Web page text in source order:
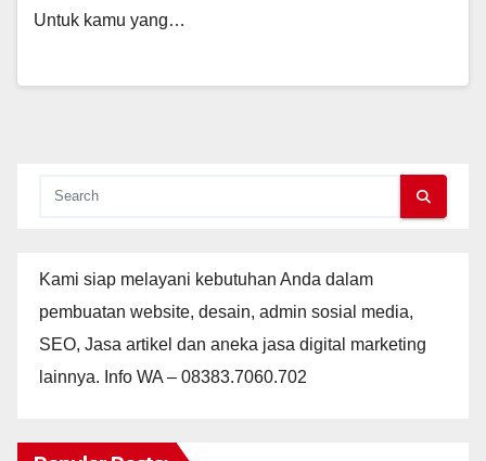
Untuk kamu yang…
Kami siap melayani kebutuhan Anda dalam
pembuatan website, desain, admin sosial media,
SEO, Jasa artikel dan aneka jasa digital marketing
lainnya. Info WA – 08383.7060.702